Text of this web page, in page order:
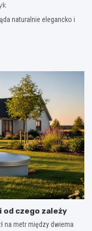
naturalnie elegancko i
od czego zależy
na metr między dwiema